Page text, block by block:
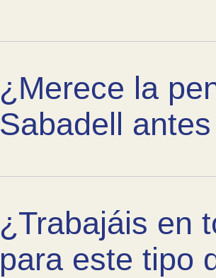
¿Merece la
Sabadell
¿Trabajáis en
para este tipo